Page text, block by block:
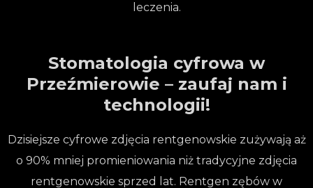
leczenia.
Stomatologia cyfrowa w
Przeźmierowie – zaufaj nam i
technologii!
Dzisiejsze cyfrowe zdjęcia rentgenowskie zużywają aż
o 90% mniej promieniowania niż tradycyjne zdjęcia
rentgenowskie sprzed lat. Rentgen zębów w